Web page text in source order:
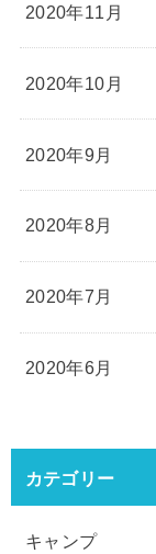
2020年11月
2020年10月
2020年9月
2020年8月
2020年7月
2020年6月
カテゴリー
キャンプ